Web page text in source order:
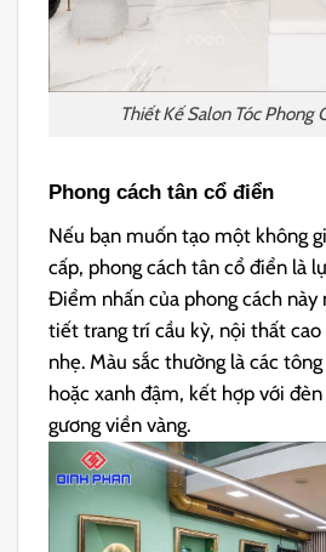
Thiết Kế Salon Tóc Phong
Phong cách tân cổ điển
Nếu bạn muốn tạo một không
cấp, phong cách tân cổ điển là
Điểm nhấn của phong cách này
tiết trang trí cầu kỳ, nội thất cao
nhẹ. Màu sắc thường là các
hoặc xanh đậm, kết hợp với
gương viền vàng.